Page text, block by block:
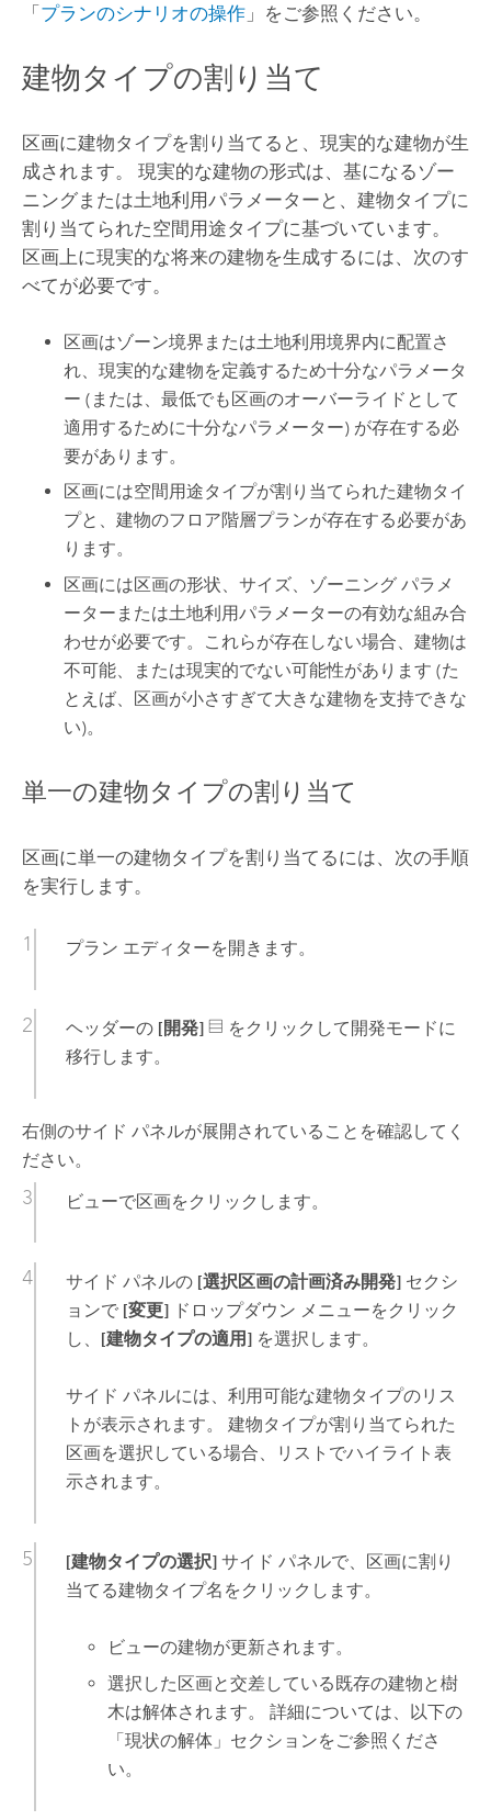
「プランのシナリオの操作」をご参照ください。
建物タイプの割り当て
区画に建物タイプを割り当てると、現実的な建物が生
成されます。 現実的な建物の形式は、基になるゾー
ニングまたは土地利用パラメーターと、建物タイプに
割り当てられた空間用途タイプに基づいています。
区画上に現実的な将来の建物を生成するには、次のす
べてが必要です。
区画はゾーン境界または土地利用境界内に配置さ
れ、現実的な建物を定義するため十分なパラメータ
ー (または、最低でも区画のオーバーライドとして
適用するために十分なパラメーター) が存在する必
要があります。
区画には空間用途タイプが割り当てられた建物タイ
プと、建物のフロア階層プランが存在する必要があ
ります。
区画には区画の形状、サイズ、ゾーニング パラメ
ーターまたは土地利用パラメーターの有効な組み合
わせが必要です。これらが存在しない場合、建物は
不可能、または現実的でない可能性があります (た
とえば、区画が小さすぎて大きな建物を支持できな
い)。
単一の建物タイプの割り当て
区画に単一の建物タイプを割り当てるには、次の手順
を実行します。
プラン エディターを開きます。
ヘッダーの [開発]
をクリックして開発モードに
移行します。
右側のサイド パネルが展開されていることを確認してく
ださい。
ビューで区画をクリックします。
サイド パネルの [選択区画の計画済み開発]セクシ
ョンで [変更]ドロップダウン メニューをクリック
し、 [建物タイプの適用]を選択します。
サイド パネルには、利用可能な建物タイプのリス
トが表示されます。 建物タイプが割り当てられた
区画を選択している場合、リストでハイライト表
示されます。
[建物タイプの選択]サイド パネルで、区画に割り
当てる建物タイプ名をクリックします。
ビューの建物が更新されます。
選択した区画と交差している既存の建物と樹
木は解体されます。 詳細については、以下の
「現状の解体」セクションをご参照くださ
い。